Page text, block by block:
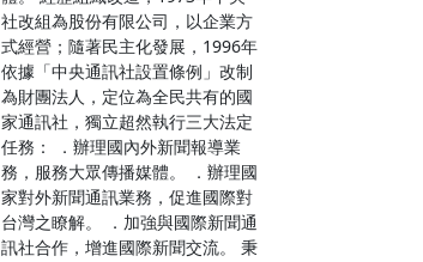
社改組為股份有限公司，以企業方
式經營；隨著民主化發展，1996年
依據「中央通訊社設置條例」改制
為財團法人，定位為全民共有的國
家通訊社，獨立超然執行三大法定
任務： ．辦理國內外新聞報導業
務，服務大眾傳播媒體。 ．辦理國
家對外新聞通訊業務，促進國際對
台灣之瞭解。 ．加強與國際新聞通
訊社合作，增進國際新聞交流。 秉